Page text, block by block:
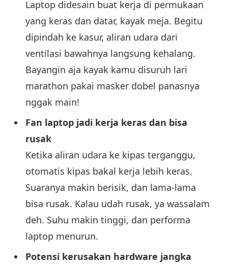
Laptop didesain buat kerja di permukaan
yang keras dan datar, kayak meja. Begitu
dipindah ke kasur, aliran udara dari
ventilasi bawahnya langsung kehalang.
Bayangin aja kayak kamu disuruh lari
marathon pakai masker dobel panasnya
nggak main!
Fan laptop jadi kerja keras dan bisa
rusak
Ketika aliran udara ke kipas terganggu,
otomatis kipas bakal kerja lebih keras.
Suaranya makin berisik, dan lama-lama
bisa rusak. Kalau udah rusak, ya wassalam
deh. Suhu makin tinggi, dan performa
laptop menurun.
Potensi kerusakan hardware jangka